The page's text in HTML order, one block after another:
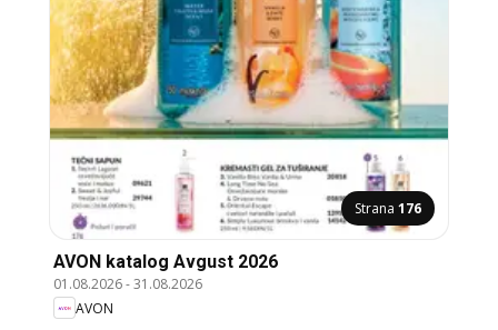
Strana 176
AVON katalog Avgust 2026
01.08.2026-31.08.2026
AVON